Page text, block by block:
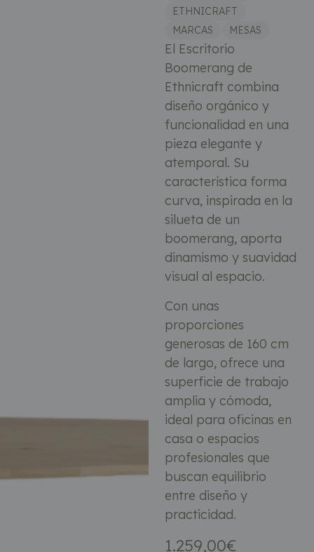
ETHNICRAFT
MARCAS
MESAS
El Escritorio
Boomerang de
Ethnicraft combina
diseño orgánico y
funcionalidad en una
pieza elegante y
atemporal. Su
característica forma
curva, inspirada en la
silueta de un
boomerang, aporta
dinamismo y suavidad
visual al espacio.
Con unas
proporciones
generosas de 160 cm
de largo, ofrece una
superficie de trabajo
amplia y cómoda,
ideal para oficinas en
casa o espacios
profesionales que
buscan equilibrio
entre diseño y
practicidad.
1.259,00€